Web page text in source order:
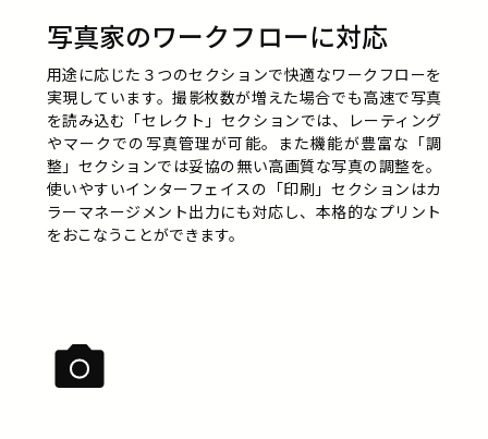
写真家のワークフローに対応
用途に応じた３つのセクションで快適なワークフローを
実現しています。撮影枚数が増えた場合でも高速で写真
を読み込む「セレクト」セクションでは、レーティング
やマークでの写真管理が可能。また機能が豊富な「調
整」セクションでは妥協の無い高画質な写真の調整を。
使いやすいインターフェイスの「印刷」セクションはカ
ラーマネージメント出力にも対応し、本格的なプリント
をおこなうことができます。